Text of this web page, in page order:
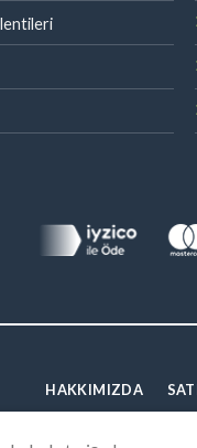
HAKKIMIZDA